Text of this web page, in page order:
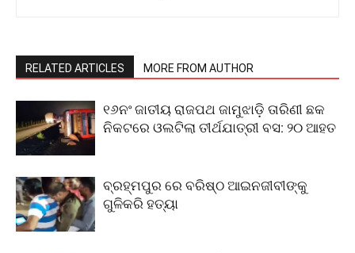
RELATED ARTICLES MORE FROM AUTHOR
୧୬ନଂ ଜାତୀୟ ରାଜପଥ ଜାମୁଝାଡ଼ି ତାରିଣୀ ଛକ
ନିକଟରେ ଓଲଟିଲା ତୀର୍ଥଯାତ୍ରୀ ବସ: ୨୦ ଆହତ
ବ୍ରହ୍ମପୁର ରେ ବରିଷ୍ଠ ଆଇନଜୀବୀଙ୍କୁ
ଗୁଳିକରି ହତ୍ୟା